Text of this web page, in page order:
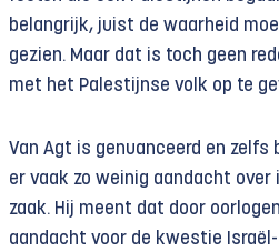
belangrijk, juist de waarheid
gezien. Maar dat is toch geen
met het Palestijnse volk op te
Van Agt is genuanceerd en
er vaak zo weinig aandacht over
zaak. Hij meent dat door
aandacht voor de kwestie